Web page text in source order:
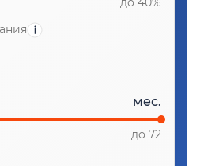
мес.
до 72